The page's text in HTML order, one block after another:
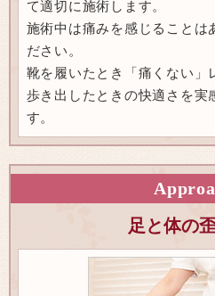
て適切に施術します。
施術中は痛みを感じることは
ださい。
靴を履いたとき「痛くない」
歩き出したときの快適さを実
す。
足と体の